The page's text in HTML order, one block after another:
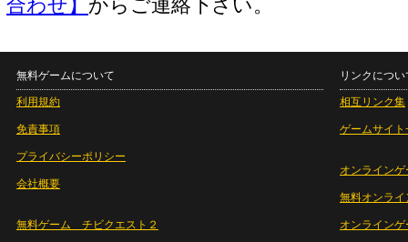
合わせ】 からご連絡下さい。
無料ゲームについて
利用規約
免責事項
プライバシーポリシー
会社概要
無料ゲーム チビクエスト２
リンクについ
相互リンク集
ゲームサイト
オンラインゲ
無料オンライ
オンライン